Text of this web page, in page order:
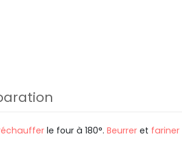
le four à 180°. Beurrer et fariner